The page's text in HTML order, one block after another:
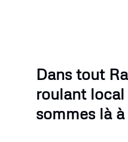
Dans tout
roulant local
sommes là